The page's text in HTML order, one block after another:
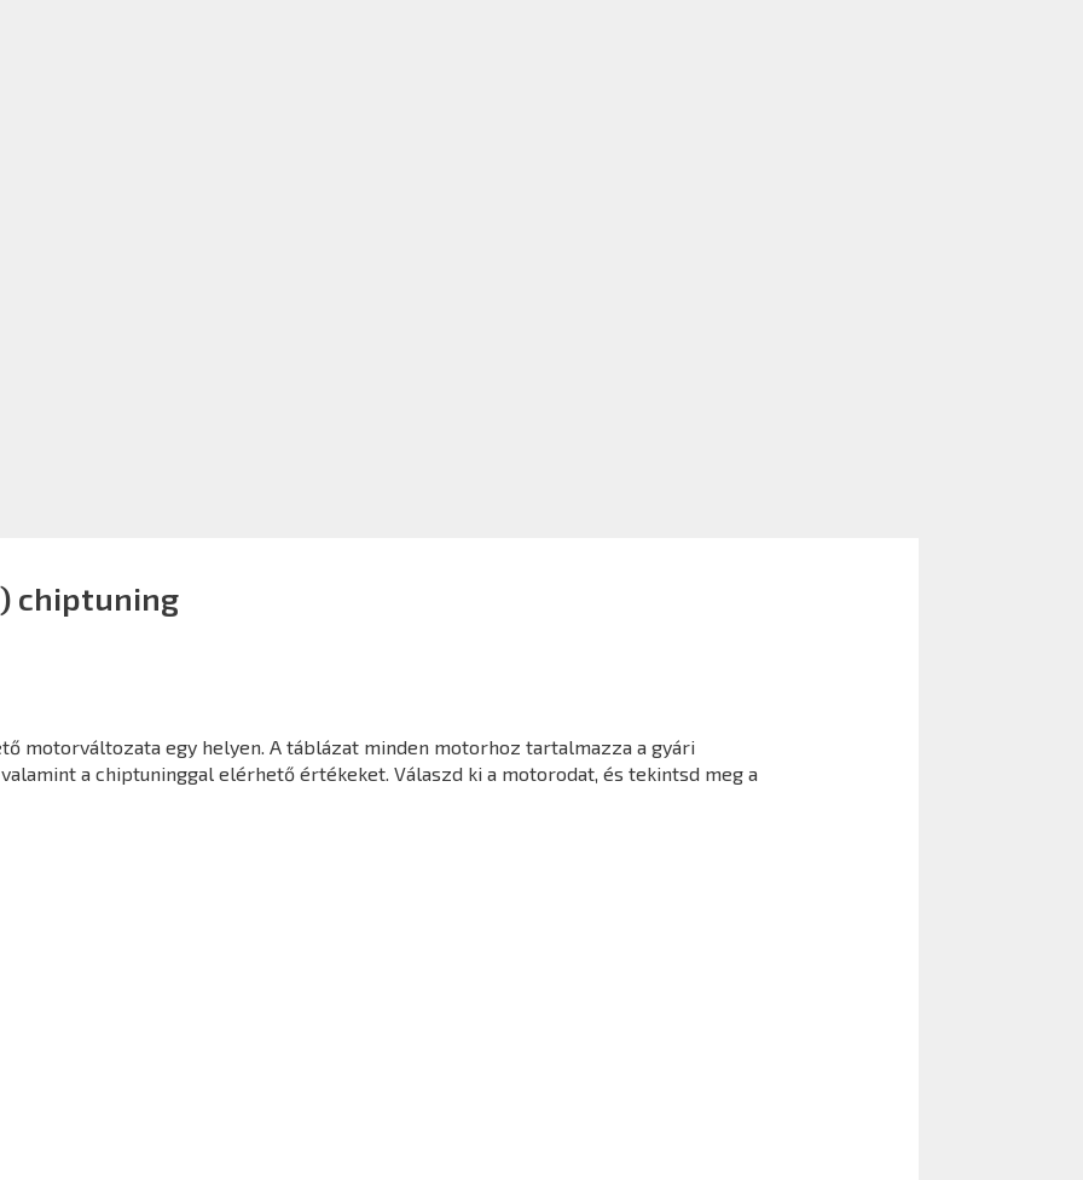
) chiptuning
motorváltozata egy helyen. A táblázat minden motorhoz tartalmazza a gyári
a chiptuninggal elérhető értékeket. Válaszd ki a motorodat, és tekintsd meg a